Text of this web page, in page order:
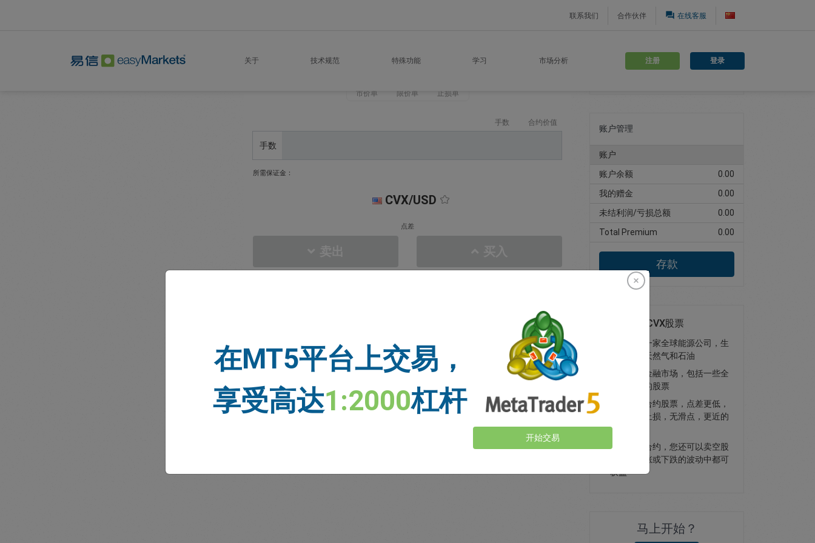
联系我们 合作伙伴 question_answer 在线客服
关于 技术规范 特殊功能 学习 市场分析 注册 登录
市价单 限价单 止损单
手数 合约价值
手数
所需保证金：
CVX/USD
点差
市场新闻
查看更多>
注册交易账户
账户管理
账户
账户余额
0.00
我的赠金
0.00
未结利润/亏损总额
0.00
Total Premium
0.00
存款
交易雪佛龙CVX股票
雪佛龙是一家全球能源公司，生
产和运输天然气和石油
进入全球金融市场，包括一些全
球最知名的股票
交易差价合约股票，点差更低，
可选保证止损，无滑点，更近的
止损距离
使用差价合约，您还可以卖空股
票，在上涨或下跌的波动中都可
获益
马上开始？
在MT5平台上交易，
享受高达1:2000杠杆
开始交易